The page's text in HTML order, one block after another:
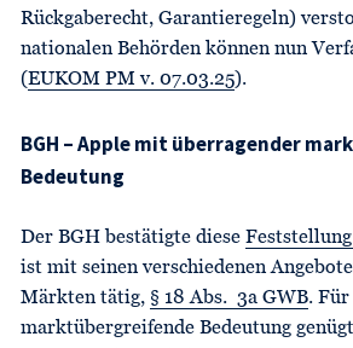
Rückgaberecht, Garantieregeln)
nationalen Behörden können nun
(EUKOM PM v. 07.03.25).
BGH – Apple mitüberragender
Bedeutung
Der BGH bestätigte diese
ist mit seinen verschiedenen
Märkten tätig, § 18 Abs. 3a GWB. Für
marktübergreifende Bedeutung